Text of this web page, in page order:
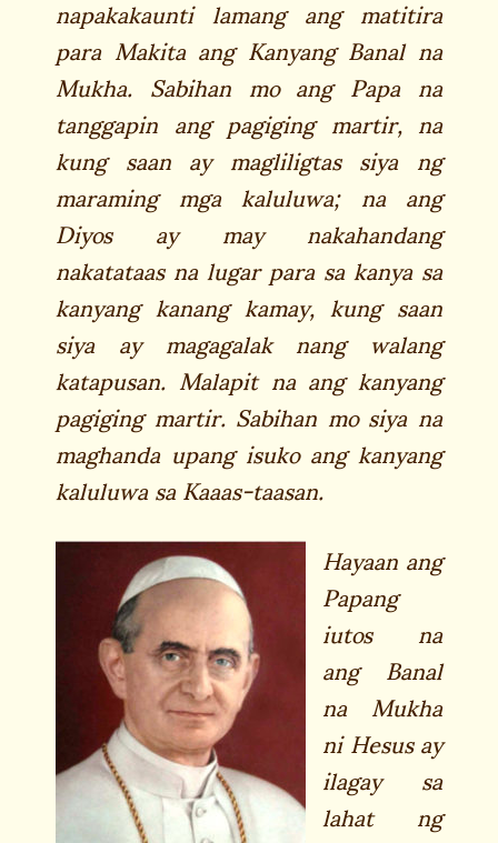
para Makita ang Kanyang Banal na
Mukha. Sabihan mo ang Papa na
tanggapin ang pagiging martir, na
kung saan ay magliligtas siya ng
maraming mga kaluluwa; na ang
Diyos ay may nakahandang
nakatataas na lugar para sa kanya sa
kanyang kanang kamay, kung saan
siya ay magagalak nang walang
katapusan. Malapit na ang kanyang
pagiging martir. Sabihan mo siya na
maghanda upang isuko ang kanyang
kaluluwa sa Kaaas-taasan.
Hayaan ang
Papang
iutos na
ang Banal
na Mukha
ni Hesus ay
ilagay sa
lahat ng